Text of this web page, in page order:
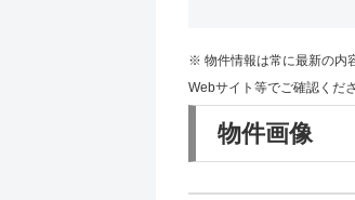
※ 物件情報は常に最新の内
Webサイト等でご確認くだ
物件画像